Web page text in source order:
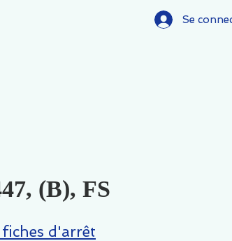
Se
(B), FS
d'arrêt